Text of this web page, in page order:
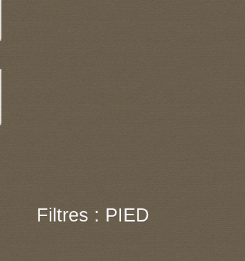
Filtres : PIED